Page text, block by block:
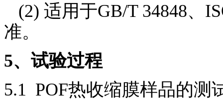
(2)适用于GB/T 34848、
准。
5、试验过程
5.1 POF热收缩膜样品的测